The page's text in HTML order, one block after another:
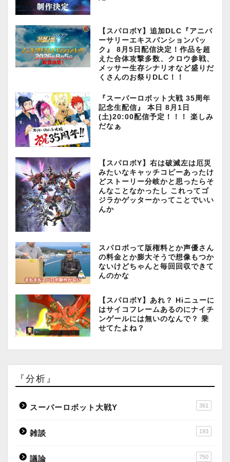
【スパロボY】追加DLC『アニバ
ーサリーエキスパンションパッ
ク』 8月5日配信決定！作品を超
えた合体攻撃多数、クロウ参戦、
メッサー生存シナリオなど盛りだ
くさんのお祭りDLC！！
『スーパーロボット大戦 35周年
記念生配信』 本日 8月1日
(土)20:00配信予定！！！ 楽しみ
だなぁ
【スパロボY】右は破滅左は厄災
みたいなキャッチコピーあったけ
どストーリー分岐かと思ったらそ
んなことなかったし これってゴ
ジラかゲッターかってことでいい
んか
スパロボって版権料とか声優さん
の料金とか膨大そうで想像もつか
ないけどちゃんと毎回回収できて
んのかな
【スパロボY】あれ？ Hiニューに
はサイコフレームあるのにナイチ
ンゲールには無いのなんで？ 乗
せてたよね？
『分析』
スーパーロボット大戦Y 361
雑談 193
議論 750